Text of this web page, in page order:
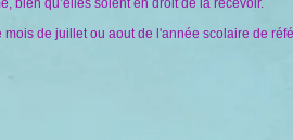
bien qu’elles soient en droit de la recevoir.
de juillet ou aout de l'année scolaire de